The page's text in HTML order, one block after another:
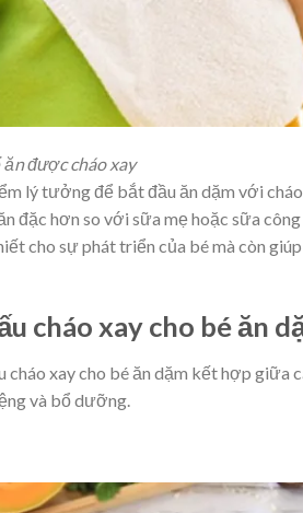
được cháo xay
lý tưởng để bắt đầu ăn dặm với cháo
đặc hơn so với sữa mẹ hoặc sữa
cho sự phát triển của bé mà còn
cháo xay cho bé ăn
cháo xay cho bé ăn dặm kết hợp giữa
và bổ dưỡng.